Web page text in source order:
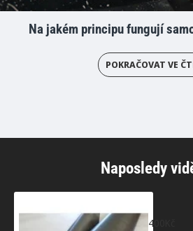
Na jakém principu fungují
POKRAČOVAT VE
Naposledy
400Kč